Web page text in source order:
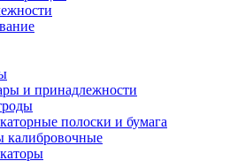
и принадлежности
полоски и бумага
калибровочные